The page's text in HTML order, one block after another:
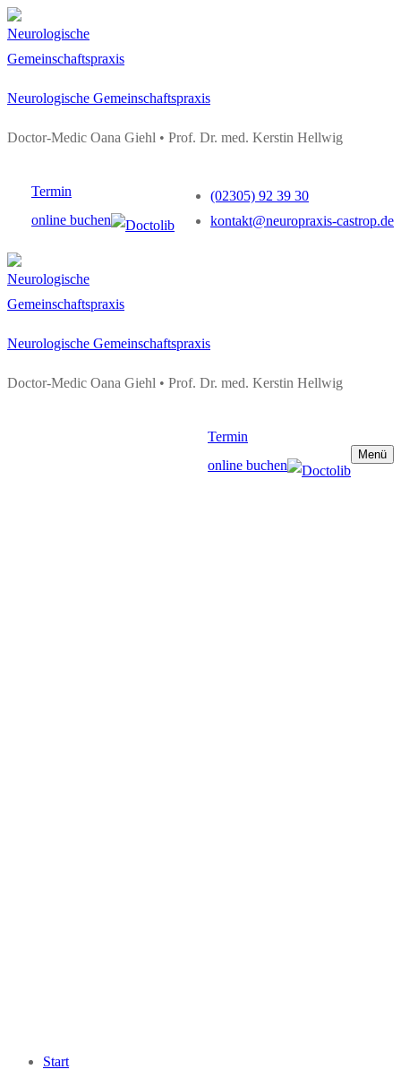
Zum
Inhalt
springen
Menü
Schließen
Neurologische Gemeinschaftspraxis
Doctor-Medic Oana Giehl • Prof. Dr. med. Kerstin Hellwig
Termin
online buchen
(02305) 92 39 30
kontakt@neuropraxis-castrop.de
Neurologische Gemeinschaftspraxis
Doctor-Medic Oana Giehl • Prof. Dr. med. Kerstin Hellwig
Termin
online buchen
Menü
Start